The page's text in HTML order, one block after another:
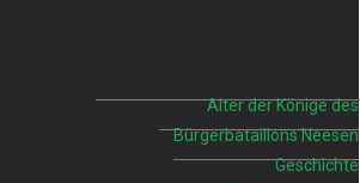
Alter der Könige des
Bürgerbataillons Neesen
Geschichte